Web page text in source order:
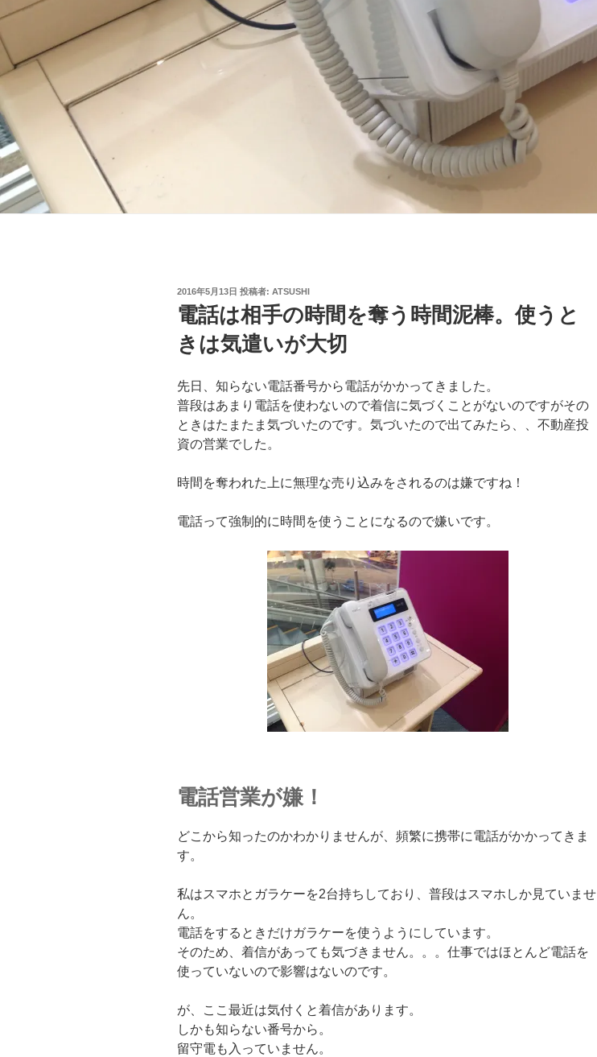
投
稿
日:
2016年5月13日 投稿者: ATSUSHI
電話は相手の時間を奪う時間泥棒。使うと
きは気遣いが大切
先日、知らない電話番号から電話がかかってきました。
普段はあまり電話を使わないので着信に気づくことがないのですがその
ときはたまたま気づいたのです。気づいたので出てみたら、、不動産投
資の営業でした。
時間を奪われた上に無理な売り込みをされるのは嫌ですね！
電話って強制的に時間を使うことになるので嫌いです。
電話営業が嫌！
どこから知ったのかわかりませんが、頻繁に携帯に電話がかかってきま
す。
私はスマホとガラケーを2台持ちしており、普段はスマホしか見ていませ
ん。
電話をするときだけガラケーを使うようにしています。
そのため、着信があっても気づきません。。。仕事ではほとんど電話を
使っていないので影響はないのです。
が、ここ最近は気付くと着信があります。
しかも知らない番号から。
留守電も入っていません。